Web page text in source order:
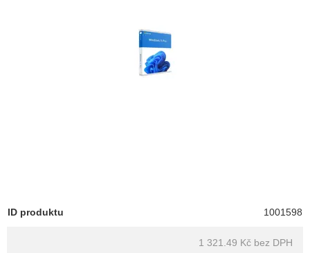
ID produktu 1001598
1 321.49 Kč bez DPH